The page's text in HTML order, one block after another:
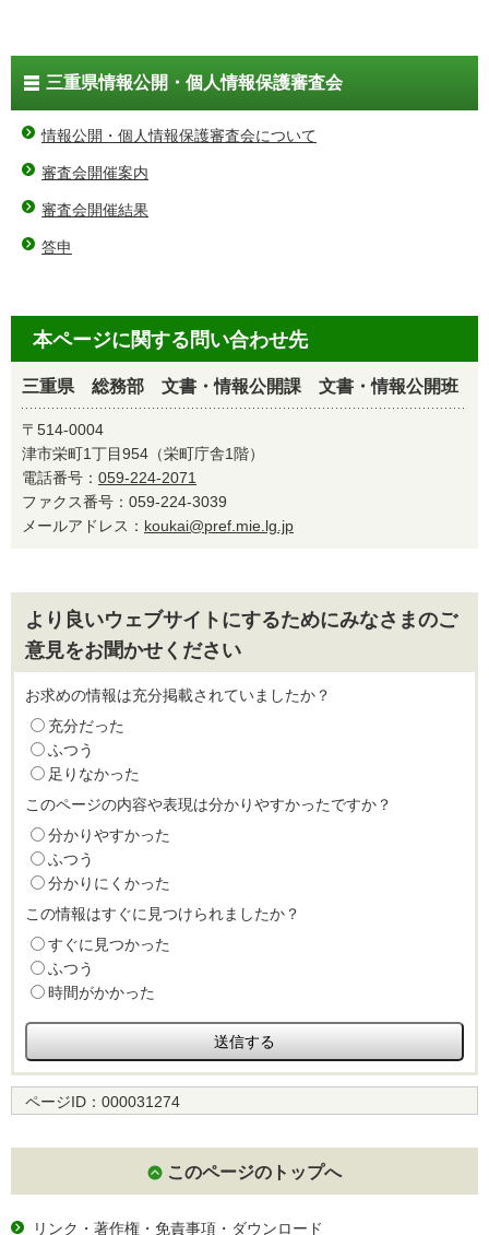
三重県情報公開・個人情報保護審査会
情報公開・個人情報保護審査会について
審査会開催案内
審査会開催結果
答申
本ページに関する問い合わせ先
三重県 総務部 文書・情報公開課 文書・情報公開班
〒514-0004
津市栄町1丁目954（栄町庁舎1階）
電話番号： 059-224-2071
ファクス番号：059-224-3039
メールアドレス： koukai@pref.mie.lg.jp
より良いウェブサイトにするためにみなさまのご
意見をお聞かせください
お求めの情報は充分掲載されていましたか？
充分だった
ふつう
足りなかった
このページの内容や表現は分かりやすかったですか？
分かりやすかった
ふつう
分かりにくかった
この情報はすぐに見つけられましたか？
すぐに見つかった
ふつう
時間がかかった
ページID： 000031274
このページのトップへ
リンク・著作権・免責事項・ダウンロード